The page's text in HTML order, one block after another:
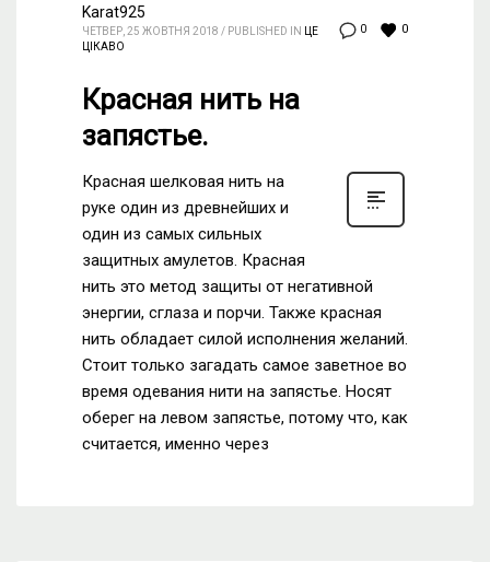
0 0
Karat925
ЧЕТВЕР, 25 ЖОВТНЯ 2018 / PUBLISHED IN ЦЕ
ЦІКАВО
Красная нить на
запястье.
Красная шелковая нить на
руке один из древнейших и
один из самых сильных
защитных амулетов. Красная
нить это метод защиты от негативной
энергии, сглаза и порчи. Также красная
нить обладает силой исполнения желаний.
Стоит только загадать самое заветное во
время одевания нити на запястье. Носят
оберег на левом запястье, потому что, как
считается, именно через